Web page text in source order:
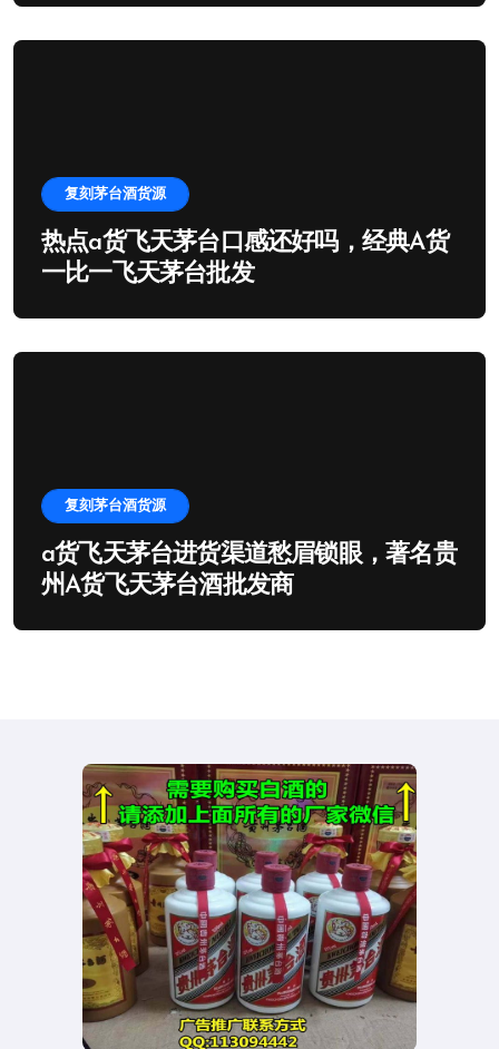
复刻茅台酒货源
热点a货飞天茅台口感还好吗，经典A货
一比一飞天茅台批发
复刻茅台酒货源
a货飞天茅台进货渠道愁眉锁眼，著名贵
州A货飞天茅台酒批发商